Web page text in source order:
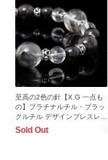
至高の2色の針【X.G 一点も
の】プラチナルチル・ブラッ
クルチル デザインブレスレッ
ト
Sold Out